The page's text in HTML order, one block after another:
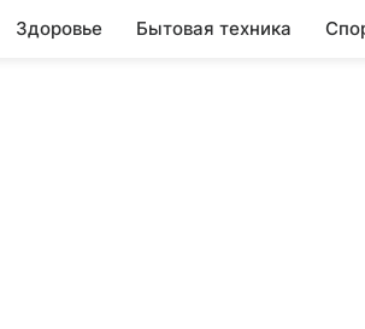
Здоровье Бытовая техника